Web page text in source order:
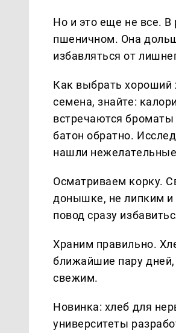
Но и это еще не все.
пшеничном. Она
избавляться от
Как выбрать хороший
семена, знайте:
встречаются
батон обратно.
нашли
Осматриваем корку.
донышке, не липким и
повод сразу
Храним правильно.
ближайшие пару дней,
свежим.
Новинка: хлеб для
университеты